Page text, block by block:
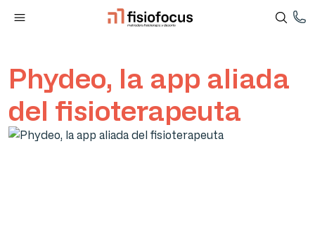
Phydeo, la app aliada
del fisioterapeuta